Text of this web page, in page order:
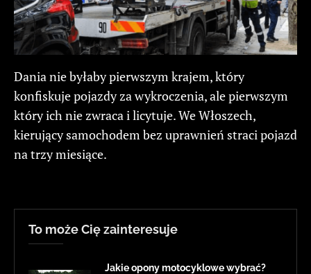
Dania nie byłaby pierwszym krajem, który
konfiskuje pojazdy za wykroczenia, ale pierwszym
który ich nie zwraca i licytuje. We Włoszech,
kierujący samochodem bez uprawnień straci pojazd
na trzy miesiące.
To może Cię zainteresuje
Jakie opony motocyklowe wybrać?